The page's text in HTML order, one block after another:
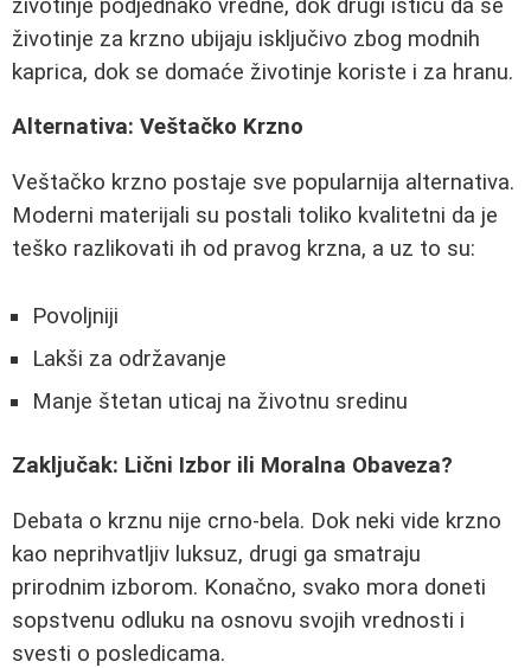
životinje podjednako vredne, dok drugi ističu da se
životinje za krzno ubijaju isključivo zbog modnih
kaprica, dok se domaće životinje koriste i za hranu.
Alternativa: Veštačko Krzno
Veštačko krzno postaje sve popularnija alternativa.
Moderni materijali su postali toliko kvalitetni da je
teško razlikovati ih od pravog krzna, a uz to su:
Povoljniji
Lakši za održavanje
Manje štetan uticaj na životnu sredinu
Zaključak: Lični Izbor ili Moralna Obaveza?
Debata o krznu nije crno-bela. Dok neki vide krzno
kao neprihvatljiv luksuz, drugi ga smatraju
prirodnim izborom. Konačno, svako mora doneti
sopstvenu odluku na osnovu svojih vrednosti i
svesti o posledicama.